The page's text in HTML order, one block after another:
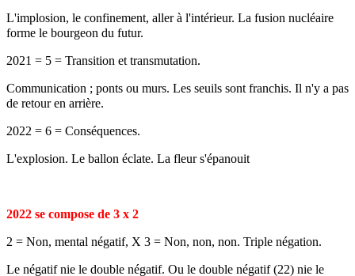
L'implosion, le confinement, aller à l'intérieur. La fusion nucléaire
forme le bourgeon du futur.
2021 = 5 = Transition et transmutation.
Communication ; ponts ou murs. Les seuils sont franchis. Il n'y a pas
de retour en arrière.
2022 = 6 = Conséquences.
L'explosion. Le ballon éclate. La fleur s'épanouit
2022 se compose de 3 x 2
2 = Non, mental négatif, X 3 = Non, non, non. Triple négation.
Le négatif nie le double négatif. Ou le double négatif (22) nie le